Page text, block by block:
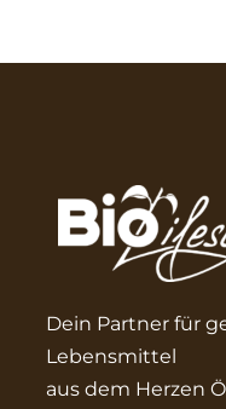
Dein Partner für
Lebensmittel
aus dem Herzen